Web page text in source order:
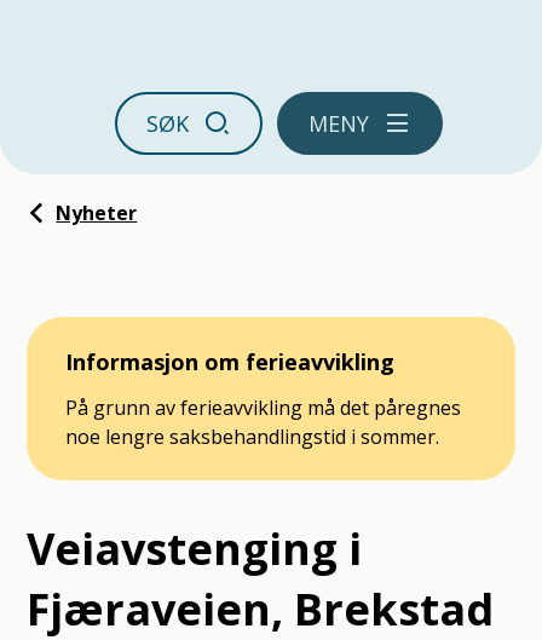
SØK MENY
Du er her:
Nyheter
Informasjon om ferieavvikling
På grunn av ferieavvikling må det påregnes
noe lengre saksbehandlingstid i sommer.
Veiavstenging i
Fjæraveien, Brekstad